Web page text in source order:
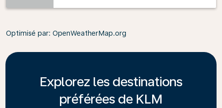
Optimisé par: OpenWeatherMap.org
Explorez les destinations
préférées de KLM